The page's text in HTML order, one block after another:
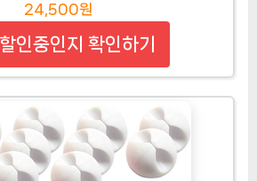
24,500원
인중인지 확인하기